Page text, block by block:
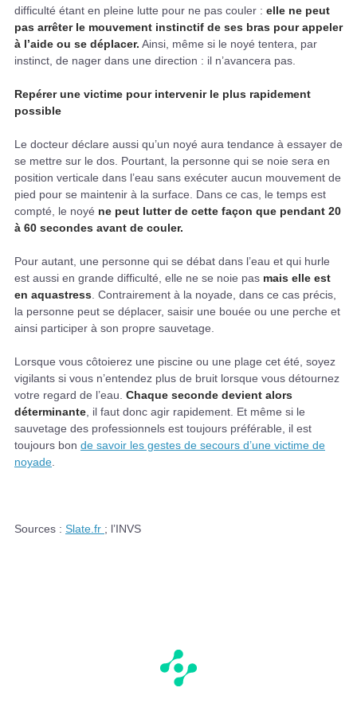
difficulté étant en pleine lutte pour ne pas couler : elle ne peut
pas arrêter le mouvement instinctif de ses bras pour appeler
à l’aide ou se déplacer. Ainsi, même si le noyé tentera, par
instinct, de nager dans une direction : il n’avancera pas.
Repérer une victime pour intervenir le plus rapidement
possible
Le docteur déclare aussi qu’un noyé aura tendance à essayer de
se mettre sur le dos. Pourtant, la personne qui se noie sera en
position verticale dans l’eau sans exécuter aucun mouvement de
pied pour se maintenir à la surface. Dans ce cas, le temps est
compté, le noyé ne peut lutter de cette façon que pendant 20
à 60 secondes avant de couler.
Pour autant, une personne qui se débat dans l’eau et qui hurle
est aussi en grande difficulté, elle ne se noie pas mais elle est
en aquastress . Contrairement à la noyade, dans ce cas précis,
la personne peut se déplacer, saisir une bouée ou une perche et
ainsi participer à son propre sauvetage.
Lorsque vous côtoierez une piscine ou une plage cet été, soyez
vigilants si vous n’entendez plus de bruit lorsque vous détournez
votre regard de l’eau. Chaque seconde devient alors
déterminante , il faut donc agir rapidement. Et même si le
sauvetage des professionnels est toujours préférable, il est
toujours bon de savoir les gestes de secours d’une victime de
noyade
Sources : Slate.fr ; l’INVS